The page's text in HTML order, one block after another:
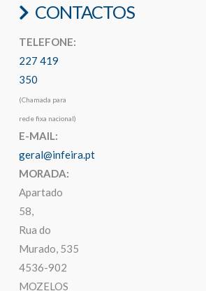
CONTACTOS
TELEFONE:
227 419
350
(Chamada para
rede fixa nacional)
E-MAIL:
geral@infeira.pt
MORADA:
Apartado
58,
Rua do
Murado, 535
4536-902
MOZELOS